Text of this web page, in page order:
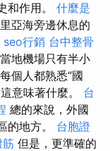
和作用。 什麼是
亞海旁邊休息的
seo行銷 台中整骨
地機場只有半小
個人都熟悉“國
意味著什麼。 台
總的來說，外國
的地方。 台胞證
筋 但是，更準確的